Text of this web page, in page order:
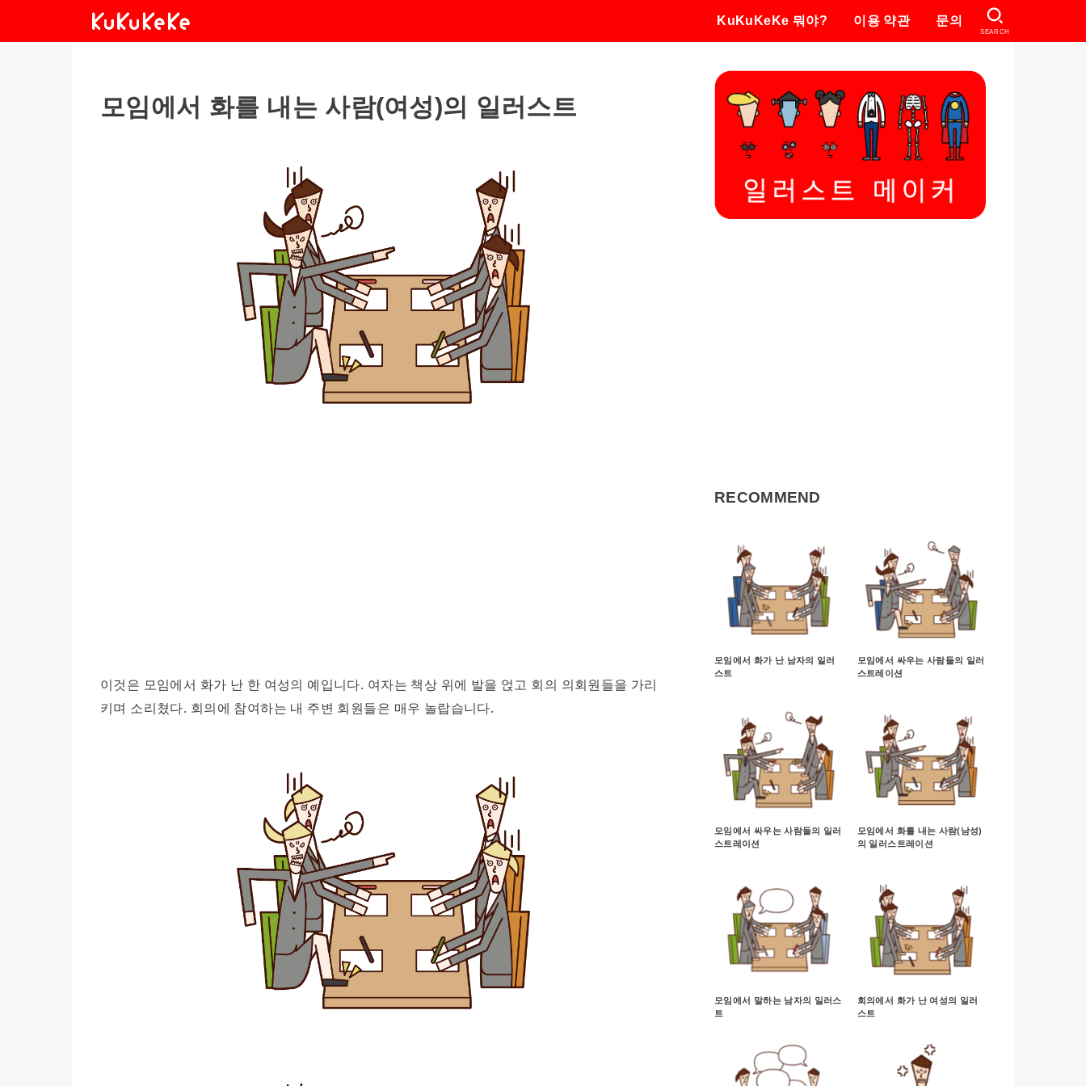
KuKuKeKe 뭐야? 이용 약관 문의
SEARCH
모임에서 화를 내는 사람(여성)의 일러스트
이것은 모임에서 화가 난 한 여성의 예입니다. 여자는 책상 위에 발을 얹고 회의 의회원들을 가리
키며 소리쳤다. 회의에 참여하는 내 주변 회원들은 매우 놀랍습니다.
RECOMMEND
모임에서 화가 난 남자의 일러
스트
모임에서 싸우는 사람들의 일러
스트레이션
모임에서 싸우는 사람들의 일러
스트레이션
모임에서 화를 내는 사람(남성)
의 일러스트레이션
모임에서 말하는 남자의 일러스
트
회의에서 화가 난 여성의 일러
스트